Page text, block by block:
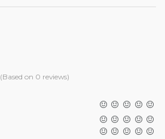
(Based on 0 reviews)